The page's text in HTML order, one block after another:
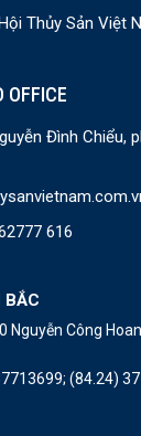
Thủy Sản Việt
OFFICE
Đình Chiểu,
616
BẮC
Nguyễn Công
(84.24)